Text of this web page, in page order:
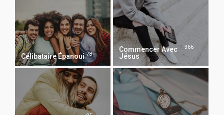
Célibataire Épanoui 78
Commencer Avec
Jésus
366